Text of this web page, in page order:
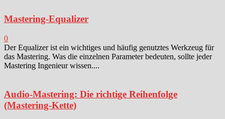
Mastering-Equalizer
0
Der Equalizer ist ein wichtiges und häufig genutztes Werkzeug für
das Mastering. Was die einzelnen Parameter bedeuten, sollte jeder
Mastering Ingenieur wissen....
Audio-Mastering: Die richtige Reihenfolge
(Mastering-Kette)